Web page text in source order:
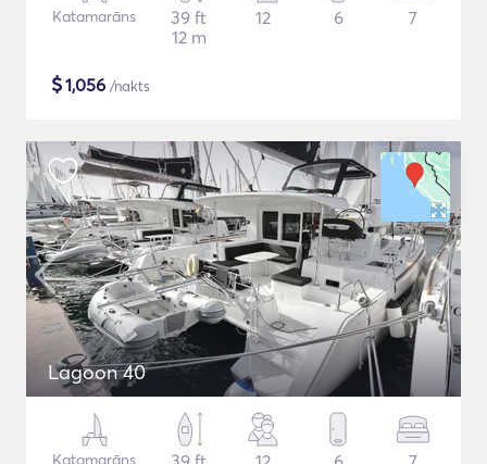
Katamarāns
39 ft
12 m
12 6 7
$1,056 /nakts
Lagoon 40
Katamarāns